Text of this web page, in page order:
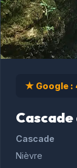
★ Google :
Cascade
Nièvre